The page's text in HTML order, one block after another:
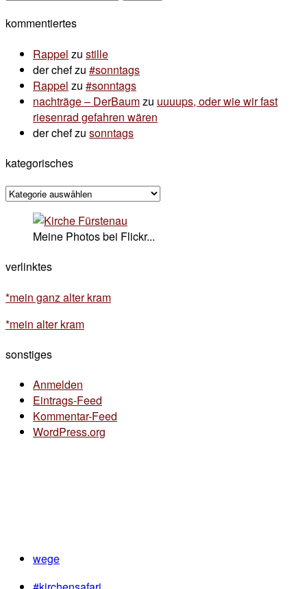
kommentiertes
Rappel zu stille
der chefzu #sonntags
Rappel zu #sonntags
nachträge – DerBaumzu uuuups, oder wie wir fast
riesenrad gefahren wären
der chefzu sonntags
kategorisches
kategorisches
Meine Photos bei Flickr...
verlinktes
*mein ganz alter kram
*mein alter kram
sonstiges
Anmelden
Eintrags-Feed
Kommentar-Feed
WordPress.org
wege